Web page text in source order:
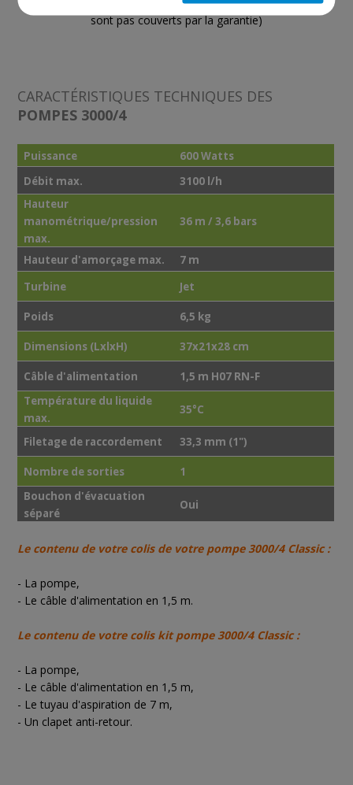
sont pas couverts par la garantie)
CARACTÉRISTIQUES TECHNIQUES DES
POMPES 3000/4
Puissance
600 Watts
Débit max.
3100 l/h
Hauteur
manométrique/pression
max.
36 m / 3,6 bars
Hauteur d'amorçage max.
7 m
Turbine
Jet
Poids 6,5 kg
Dimensions (LxlxH) 37x21x28 cm
Câble d'alimentation
1,5 m H07 RN-F
Température du liquide
max.
35°C
Filetage de raccordement 33,3 mm (1")
Nombre de sorties
1
Bouchon d'évacuation
séparé
Oui
Le contenu de votre colis de votre pompe 3000/4 Classic :
- La pompe,
- Le câble d'alimentation en 1,5 m.
Le contenu de votre colis kit pompe 3000/4 Classic :
- La pompe,
- Le câble d'alimentation en 1,5 m,
- Le tuyau d'aspiration de 7 m,
- Un clapet anti-retour.